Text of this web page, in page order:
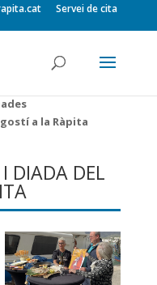
Servei de cita
a la Ràpita
DIADA DEL